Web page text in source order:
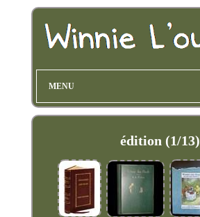
MENU
édition (1/13)